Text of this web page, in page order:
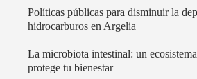
Políticas públicas para disminuir la
hidrocarburos en Argelia
La microbiota intestinal: un
protege tu bienestar